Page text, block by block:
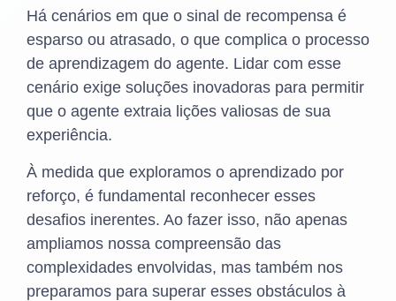
Há cenários em que o sinal de recompensa é
esparso ou atrasado, o que complica o processo
de aprendizagem do agente. Lidar com esse
cenário exige soluções inovadoras para permitir
que o agente extraia lições valiosas de sua
experiência.
À medida que exploramos o aprendizado por
reforço, é fundamental reconhecer esses
desafios inerentes. Ao fazer isso, não apenas
ampliamos nossa compreensão das
complexidades envolvidas, mas também nos
preparamos para superar esses obstáculos à